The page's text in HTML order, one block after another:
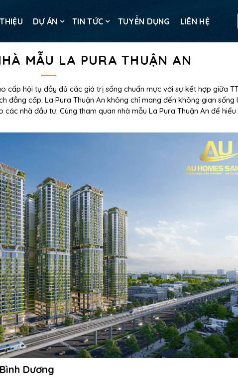
DỰ ÁN TIN TỨC TUYỂN DỤNG LIÊN HỆ
MẪU LA PURA THUẬN AN
cấp hội tụ đầy đủ các giá trị sống chuẩn mực với sự kết hợp giữa
đẳng cấp. La Pura Thuận An không chỉ mang đến không gian sống
nhà đầu tư. Cùng tham quan nhà mẫu La Pura Thuận An để
Dương